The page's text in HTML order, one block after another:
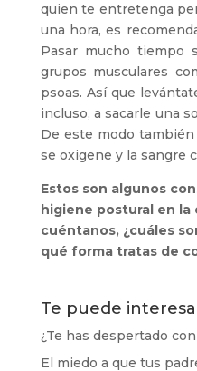
quien te entretenga
una hora, es
Pasar mucho tiempo
grupos musculares
psoas. Así que
incluso, a sacarle una
De este modo
se oxigene y la sangre
Estos son algunos
higiene postural en la
cuéntanos, ¿cuáles
qué forma tratas de
Te puede
¿Te has despertado
El miedo a que tus